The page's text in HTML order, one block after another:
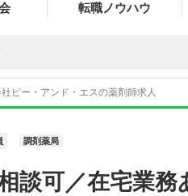
転職ノウハウ
ピー・アンド・エスの薬剤師求人
調剤薬局
談可／在宅業